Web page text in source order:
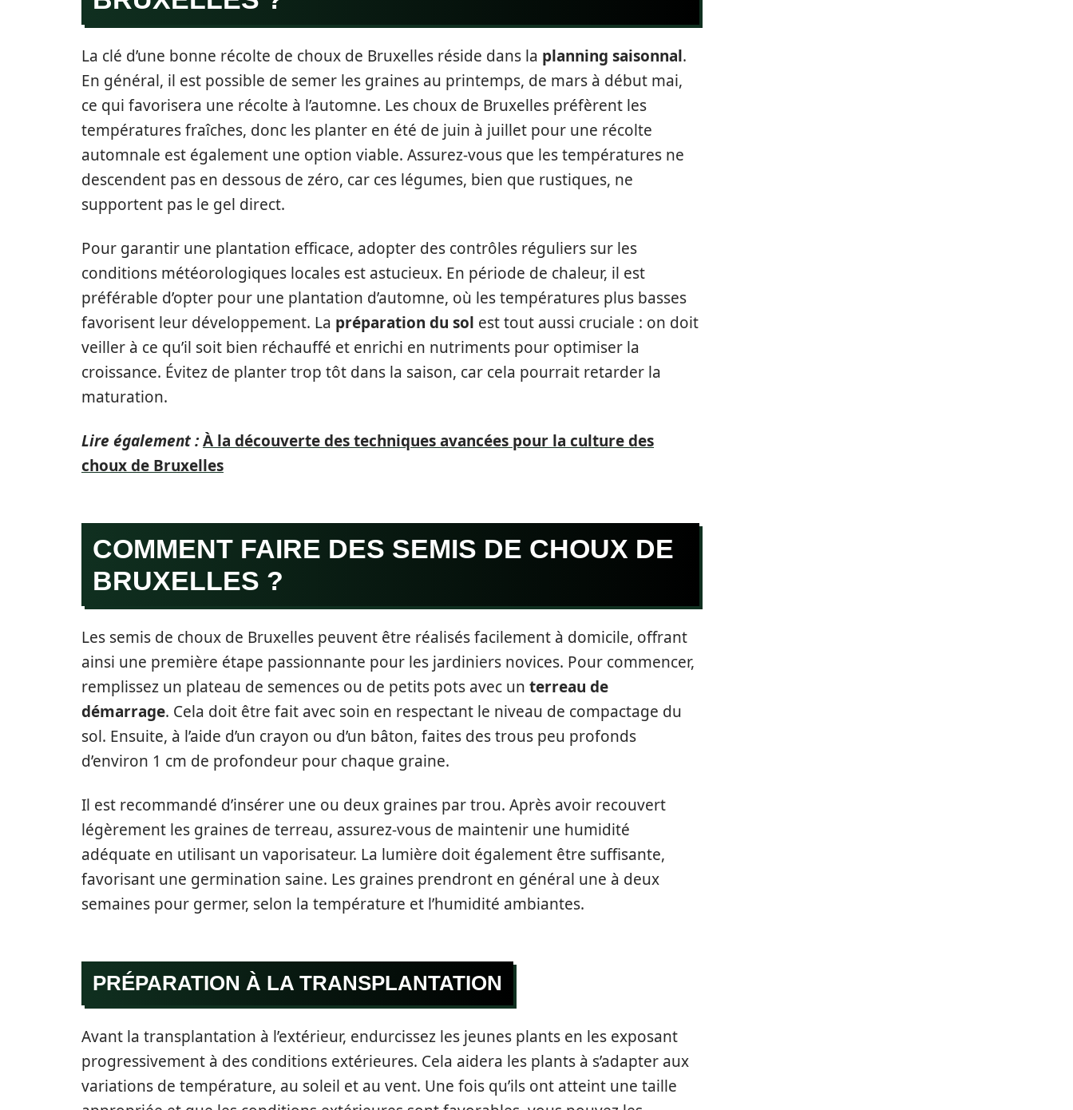
La clé d’une bonne récolte de choux de Bruxelles réside dans la planning saisonnal.
En général, il est possible de semer les graines au printemps, de mars à début mai,
ce qui favorisera une récolte à l’automne. Les choux de Bruxelles préfèrent les
températures fraîches, donc les planter en été de juin à juillet pour une récolte
automnale est également une option viable. Assurez-vous que les températures ne
descendent pas en dessous de zéro, car ces légumes, bien que rustiques, ne
supportent pas le gel direct.
Pour garantir une plantation efficace, adopter des contrôles réguliers sur les
conditions météorologiques locales est astucieux. En période de chaleur, il est
préférable d’opter pour une plantation d’automne, où les températures plus basses
favorisent leur développement. La préparation du sol est tout aussi cruciale : on doit
veiller à ce qu’il soit bien réchauffé et enrichi en nutriments pour optimiser la
croissance. Évitez de planter trop tôt dans la saison, car cela pourrait retarder la
maturation.
Lire également :À la découverte des techniques avancées pour la culture des
choux de Bruxelles
COMMENT FAIRE DES SEMIS DE CHOUX DE
BRUXELLES ?
Les semis de choux de Bruxelles peuvent être réalisés facilement à domicile, offrant
ainsi une première étape passionnante pour les jardiniers novices. Pour commencer,
remplissez un plateau de semences ou de petits pots avec un terreau de
démarrage. Cela doit être fait avec soin en respectant le niveau de compactage du
sol. Ensuite, à l’aide d’un crayon ou d’un bâton, faites des trous peu profonds
d’environ 1 cm de profondeur pour chaque graine.
Il est recommandé d’insérer une ou deux graines par trou. Après avoir recouvert
légèrement les graines de terreau, assurez-vous de maintenir une humidité
adéquate en utilisant un vaporisateur. La lumière doit également être suffisante,
favorisant une germination saine. Les graines prendront en général une à deux
semaines pour germer, selon la température et l’humidité ambiantes.
PRÉPARATION À LA TRANSPLANTATION
Avant la transplantation à l’extérieur, endurcissez les jeunes plants en les exposant
progressivement à des conditions extérieures. Cela aidera les plants à s’adapter aux
variations de température, au soleil et au vent. Une fois qu’ils ont atteint une taille